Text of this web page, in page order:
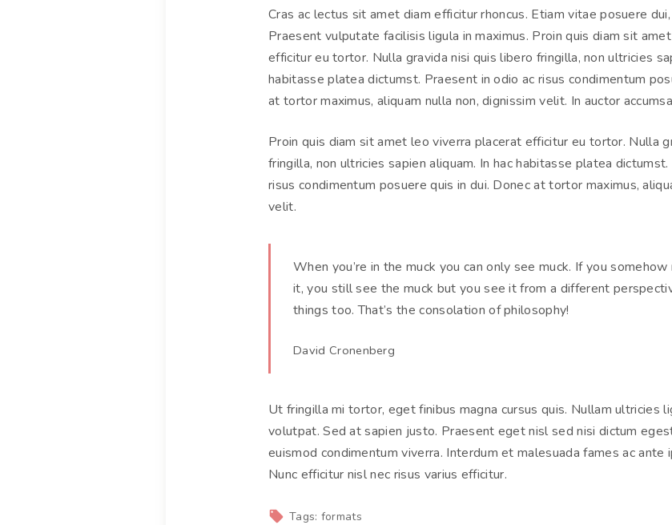
Cras ac lectus sit amet diam efficitur rhoncus. Etiam vitae posuere
Praesent vulputate facilisis ligula in maximus. Proin quis diam sit
efficitur eu tortor. Nulla gravida nisi quis libero fringilla, non ultricies
habitasse platea dictumst. Praesent in odio ac risus condimentum
at tortor maximus, aliquam nulla non, dignissim velit. In auctor
Proin quis diam sit amet leo viverra placerat efficitur eu tortor. Nulla
fringilla, non ultricies sapien aliquam. In hac habitasse platea
risus condimentum posuere quis in dui. Donec at tortor maximus,
velit.
When you’re in the muck you can only see muck. If you
it, you still see the muck but you see it from a different
things too. That’s the consolation of philosophy!
David Cronenberg
Ut fringilla mi tortor, eget finibus magna cursus quis. Nullam ultricies
volutpat. Sed at sapien justo. Praesent eget nisl sed nisi dictum
euismod condimentum viverra. Interdum et malesuada fames ac ante
Nunc efficitur nisl nec risus varius efficitur.
Tags: formats